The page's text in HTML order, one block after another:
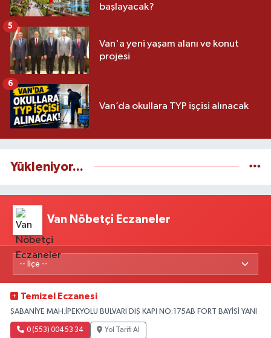
başlayacak?
Van'a yeni yaşam alanı ve konut
projesi
5
Van’da okullara TYP işçisi alınacak
6
Yükleniyor...
Van Nöbetçi Eczaneler
Temizel Eczanesi
ŞABANİYE MAH.İPEKYOLU BULVARI DIŞ KAPI NO:175AB FORT BAYİSİ YANI
0 (553) 004 53 34 Yol Tarifi Al